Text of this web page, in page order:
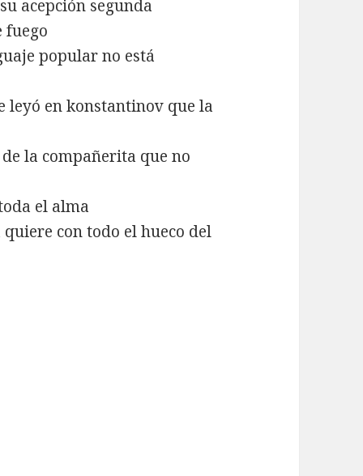
acepción segunda
fuego
popular no está
leyó en konstantinov que la
la compañerita que no
el alma
con todo el hueco del